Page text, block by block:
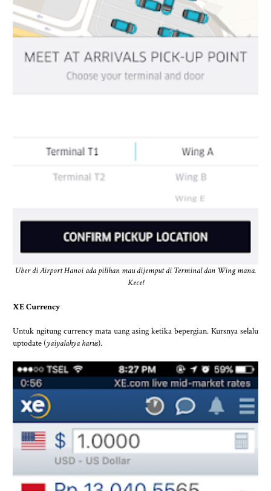
Uber di Airport Hanoi ada pilihan mau dijemput di Terminal dan Wing mana.
Kece!
XE Currency
Untuk ngitung currency mata uang asing ketika bepergian. Kursnya selalu
uptodate (yaiyalahya harus).